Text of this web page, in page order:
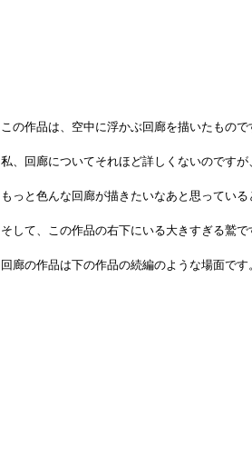
この作品は、空中に浮かぶ回廊を描いたもので
私、回廊についてそれほど詳しくないのですが
もっと色んな回廊が描きたいなあと思っている
そして、この作品の右下にいる大きすぎる鷲
回廊の作品は下の作品の続編のような場面です